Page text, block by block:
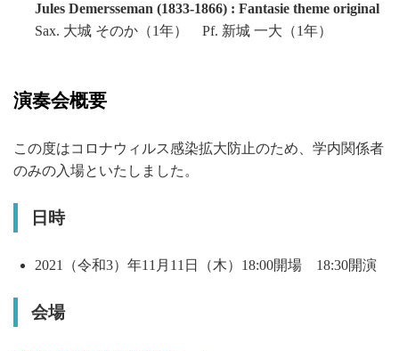
Jules Demersseman (1833-1866) : Fantasie theme original
Sax. 大城 そのか（1年） Pf. 新城 一大（1年）
演奏会概要
この度はコロナウィルス感染拡大防止のため、学内関係者
のみの入場といたしました。
日時
2021（令和3）年11月11日（木）18:00開場 18:30開演
会場